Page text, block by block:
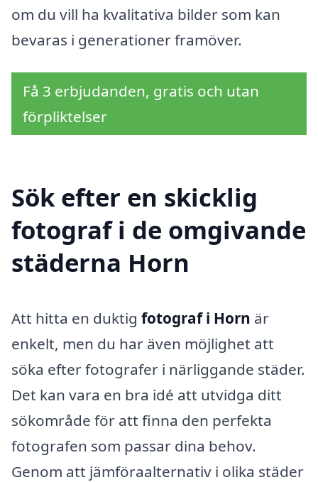
om du vill ha kvalitativa bilder som kan
bevaras i generationer framöver.
Få 3 erbjudanden, gratis och utan
förpliktelser
Sök efter en skicklig
fotograf i de omgivande
städerna Horn
Att hitta en duktig fotograf i Horn är
enkelt, men du har även möjlighet att
söka efter fotografer i närliggande städer.
Det kan vara en bra idé att utvidga ditt
sökområde för att finna den perfekta
fotografen som passar dina behov.
Genom att jämföraalternativ i olika städer